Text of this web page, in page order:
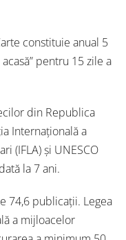
constituie anual 5
pentru 15 zile a
din Republica
Internațională a
(IFLA) și UNESCO
la 7 ani.
74,6 publicații. Legea
a mijloacelor